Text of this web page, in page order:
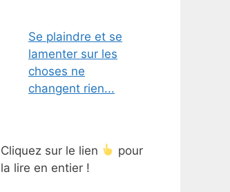
Se plaindre et se
lamenter sur les
choses ne
changent rien...
Cliquez sur le lien
pour
la lire en entier !